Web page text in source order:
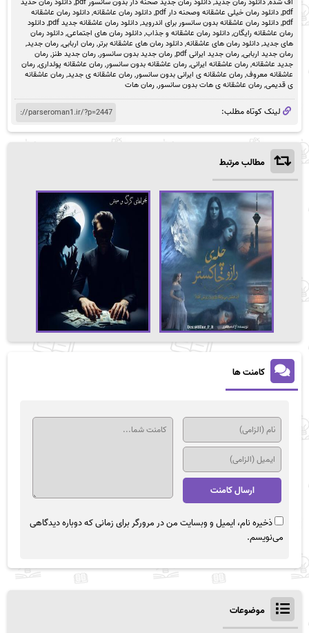
pdf
,دانلود رمان خیلی عاشقانه وصحنه دار pdf ,دانلود رمان عاشقانه,دانلود رمان عاشقانه
pdf
,دانلود رمان عاشقانه بدون سانسور برای اندروید,دانلود رمان عاشقانه جدید pdf ,دانلود
رمان عاشقانه رایگان,دانلود رمان عاشقانه و جذاب,دانلود رمان های اجتماعی,دانلود رمان
های جدید,دانلود رمان های عاشقانه,دانلود رمان های عاشقانه برتر,رمان اربابی,رمان جدید,
رمان جدید اربابی,رمان جدید ایرانی pdf ,رمان جدید بدون سانسور,رمان جدید طنز,رمان
جدید عاشقانه,رمان عاشقانه ایرانی,رمان عاشقانه بدون سانسور,رمان عاشقانه پولداری,رمان
عاشقانه معروف,رمان عاشقانه ی ایرانی بدون سانسور,رمان عاشقانه ی جدید,رمان عاشقانه
ی قدیمی,رمان عاشقانه ی هات بدون سانسور,رمان هات
لینک کوتاه مطلب:
مطالب مرتبط
کامنت ها
ذخیره نام، ایمیل و وبسایت من در مرورگر برای زمانی که دوباره دیدگاهی
می‌نویسم.
موضوعات